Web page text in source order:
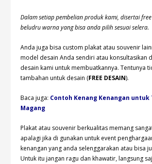
Dalam setiap pembelian produk kami, disertai
beludru warna yang bisa anda pilih sesuai selera.
Anda juga bisa custom plakat atau souvenir
model desain Anda sendiri atau konsultasikan
desain kami untuk membuatkannya. Tentunya
tambahan untuk desain (FREE DESAIN).
Baca juga: Contoh Kenang Kenangan untuk
Magang
Plakat atau souvenir berkualitas memang
apalagi jika di gunakan untuk event
kenangan yang anda selenggarakan atau bisa
Untuk itu jangan ragu dan khawatir, langsung